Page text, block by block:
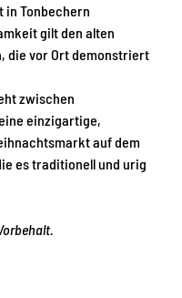
in Tonbechern
gilt den alten
die vor Ort demonstriert
zwischen
einzigartige,
auf dem
es traditionell und urig